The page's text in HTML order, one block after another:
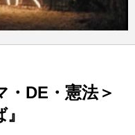
DE・憲法＞